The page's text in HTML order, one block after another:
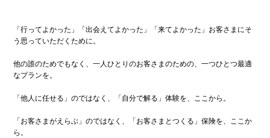
「行ってよかった」「出会えてよかった」「来てよかった」お客さまにそ
う思っていただくために。
他の誰のためでもなく、一人ひとりのお客さまのための、一つひとつ最適
なプランを。
「他人に任せる」のではなく、「自分で解る」体験を、ここから。
「お客さまがえらぶ」のではなく、「お客さまとつくる」保険を、ここか
ら。